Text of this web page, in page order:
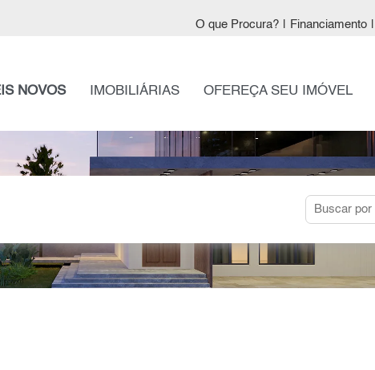
O que Procura? Financiamento
NOVOS IMOBILIÁRIAS OFEREÇA SEU IMÓVEL